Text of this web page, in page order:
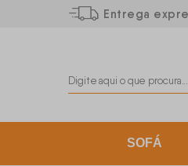
Entrega
SOFÁ